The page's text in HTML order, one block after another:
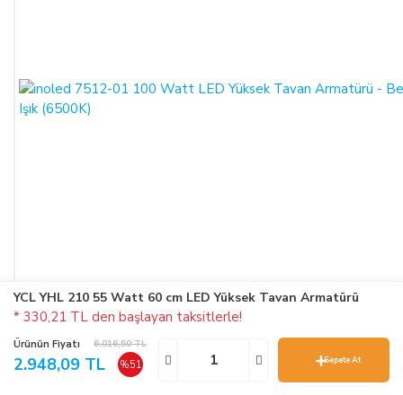
YCL YHL 210 55 Watt 60 cm LED Yüksek Tavan Armatürü
* 330,21 TL den başlayan taksitlerle!
Ürünün Fiyatı 6.016,50 TL
2.948,09 TL %51 Sepete At